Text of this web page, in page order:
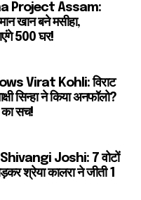
Project Assam:
खान बने मसीहा,
500 घर!
Virat Kohli: विराट
सिन्हा ने किया अनफॉलो?
का सच!
Joshi: 7 वोटों
श्रेया कालरा ने जीती 1